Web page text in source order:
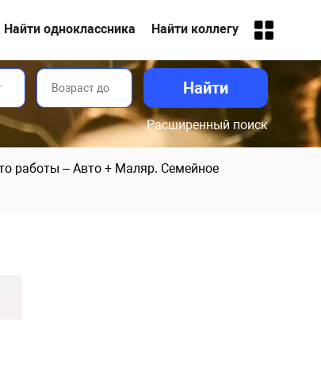
Найти одноклассника Найти коллегу
Расширенный поиск
работы – Авто + Маляр. Семейное